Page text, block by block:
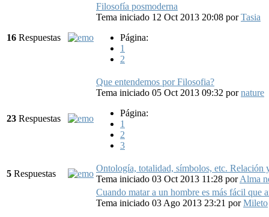
16 Respuestas
Filosofía posmoderna
Tema iniciado 12 Oct 2013 20:08 porTasia
Página:
1
2
23 Respuestas
Que entendemos por Filosofia?
Tema iniciado 05 Oct 2013 09:32 pornature
Página:
1
2
3
5 Respuestas
Ontología, totalidad, símbolos, etc. Relación
Tema iniciado 03 Oct 2013 11:28 porAlma
Cuando matar a un hombre es más fácil que
Tema iniciado 03 Ago 2013 23:21 porMileto